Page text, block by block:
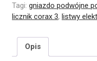
Tagi: gniazdo podwójne
licznik corax 3, listwy
Opis